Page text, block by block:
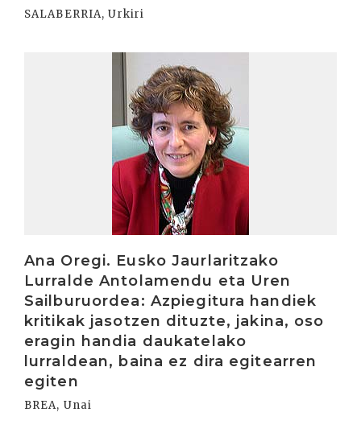
SALABERRIA, Urkiri
Ana Oregi. Eusko Jaurlaritzako
Lurralde Antolamendu eta Uren
Sailburuordea: Azpiegitura handiek
kritikak jasotzen dituzte, jakina, oso
eragin handia daukatelako
lurraldean, baina ez dira egitearren
egiten
BREA, Unai